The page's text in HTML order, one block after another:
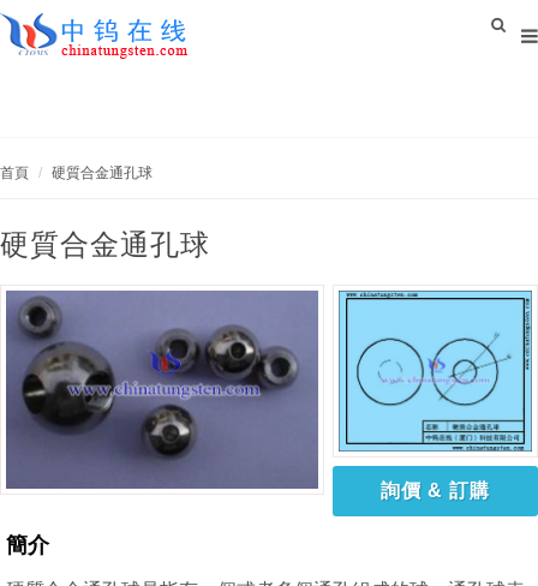
首頁 硬質合金通孔球
硬質合金通孔球
詢價 & 訂購
簡介